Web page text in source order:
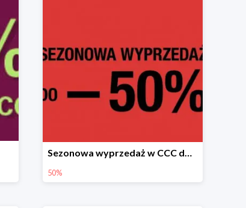
Sezonowa wyprzedaż w CCC do -50%
50%